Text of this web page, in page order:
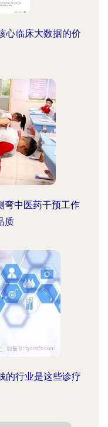
心临床大数据的价
弯中医药干预工作
质
的行业是这些诊疗